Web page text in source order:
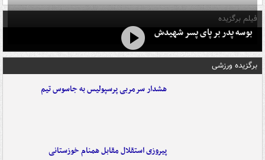
فیلم برگزیده
بوسه‌ پدر بر پای پسر شهیدش
برگزیده ورزشی
هشدار سرمربی پرسپولیس به جاسوس تیم
پیروزی استقلال مقابل همنام خوزستانی